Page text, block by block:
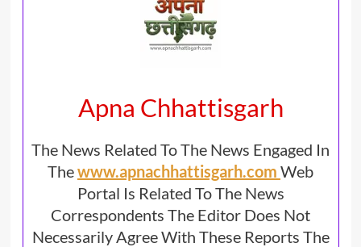
Apna Chhattisgarh
The News Related To The News Engaged In
Thewww.apnachhattisgarh.com Web
Portal Is Related To The News
Correspondents The Editor Does Not
Necessarily Agree With These Reports The